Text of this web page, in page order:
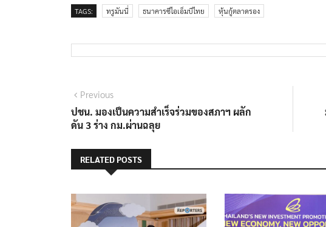
TAGS: ทรูมันนี่ ธนาคารซีไอเอ็มบีไทย หุ้นกู้ตลาดรอง
แนะแนว
เรื่อง
PreviousPrevious
post:
ปชน. มองเป็นความสำเร็จร่วมของสภาฯ ผลัก
ดัน 3 ร่าง กม.ผ่านฉลุย
RELATED POSTS